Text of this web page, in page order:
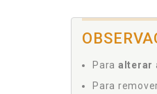
Para alterar
Para